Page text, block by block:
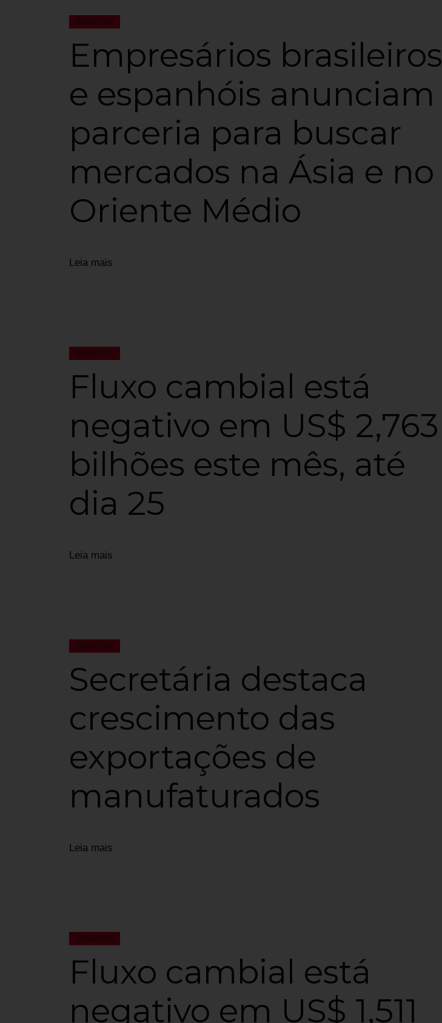
05/06/2012
Empresários brasileiros
e espanhóis anunciam
parceria para buscar
mercados na Ásia e no
Oriente Médio
Leia mais
04/06/2012
Fluxo cambial está
negativo em US$ 2,763
bilhões este mês, até
dia 25
Leia mais
28/05/2012
Secretária destaca
crescimento das
exportações de
manufaturados
Leia mais
25/05/2012
Fluxo cambial está
negativo em US$ 1,511